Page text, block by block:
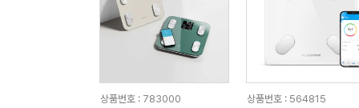
상품번호 : 783000
상품번호 : 564815